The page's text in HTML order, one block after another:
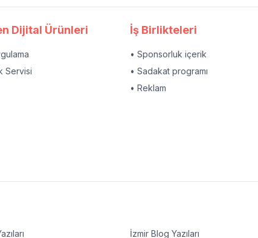
Dijital Ürünleri
Servisi
İş Birlikteleri
• Sponsorluk içerik
• Sadakat programı
• Reklam
İzmir Blog Yazıları